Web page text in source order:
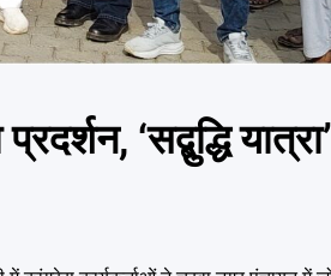
‘सद्बुद्धि